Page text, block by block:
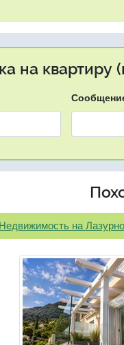
на квартиру
Недвижимость на